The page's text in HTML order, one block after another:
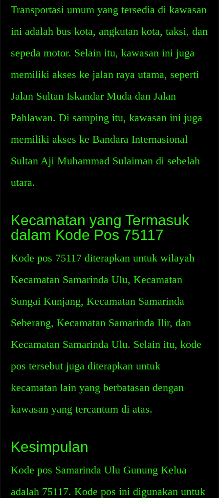
Transportasi umum yang tersedia di kawasan
ini adalah bus kota, angkutan kota, taksi, dan
sepeda motor. Selain itu, kawasan ini juga
memiliki akses ke jalan raya utama, seperti
Jalan Sultan Iskandar Muda dan Jalan
Pahlawan. Di samping itu, kawasan ini juga
memiliki akses ke Bandara Internasional
Sultan Aji Muhammad Sulaiman di sebelah
utara.
Kecamatan yang Termasuk
dalam Kode Pos 75117
Kode pos 75117 diterapkan untuk wilayah
Kecamatan Samarinda Ulu, Kecamatan
Sungai Kunjang, Kecamatan Samarinda
Seberang, Kecamatan Samarinda Ilir, dan
Kecamatan Samarinda Ulu. Selain itu, kode
pos tersebut juga diterapkan untuk
kecamatan lain yang berbatasan dengan
kawasan yang tercantum di atas.
Kesimpulan
Kode pos Samarinda Ulu Gunung Kelua
adalah 75117. Kode pos ini digunakan untuk